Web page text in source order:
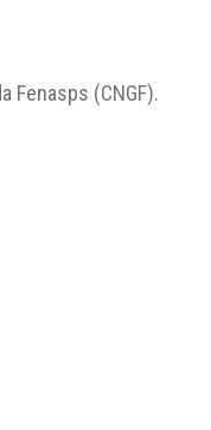
Fenasps (CNGF).